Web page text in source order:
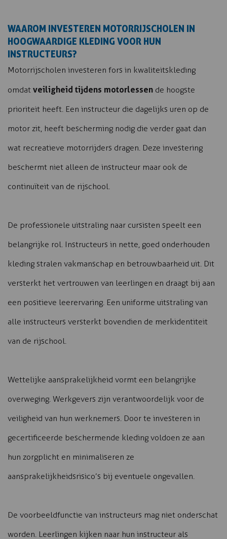
WAAROM INVESTEREN MOTORRIJSCHOLEN IN
HOOGWAARDIGE KLEDING VOOR HUN
INSTRUCTEURS?
Motorrijscholen investeren fors in kwaliteitskleding
omdat veiligheid tijdens motorlessen de hoogste
prioriteit heeft. Een instructeur die dagelijks uren op de
motor zit, heeft bescherming nodig die verder gaat dan
wat recreatieve motorrijders dragen. Deze investering
beschermt niet alleen de instructeur maar ook de
continuïteit van de rijschool.
De professionele uitstraling naar cursisten speelt een
belangrijke rol. Instructeurs in nette, goed onderhouden
kleding stralen vakmanschap en betrouwbaarheid uit. Dit
versterkt het vertrouwen van leerlingen en draagt bij aan
een positieve leerervaring. Een uniforme uitstraling van
alle instructeurs versterkt bovendien de merkidentiteit
van de rijschool.
Wettelijke aansprakelijkheid vormt een belangrijke
overweging. Werkgevers zijn verantwoordelijk voor de
veiligheid van hun werknemers. Door te investeren in
gecertificeerde beschermende kleding voldoen ze aan
hun zorgplicht en minimaliseren ze
aansprakelijkheidsrisico’s bij eventuele ongevallen.
De voorbeeldfunctie van instructeurs mag niet onderschat
worden. Leerlingen kijken naar hun instructeur als